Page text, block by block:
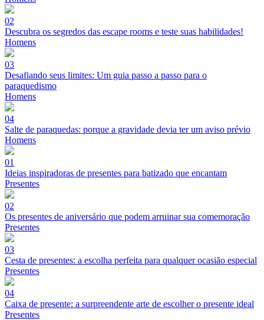
02
Descubra os segredos das escape rooms e teste suas habilidades!
Homens
03
Desafiando seus limites: Um guia passo a passo para o
paraquedismo
Homens
04
Salte de paraquedas: porque a gravidade devia ter um aviso prévio
Homens
01
Ideias inspiradoras de presentes para batizado que encantam
Presentes
02
Os presentes de aniversário que podem arruinar sua comemoração
Presentes
03
Cesta de presentes: a escolha perfeita para qualquer ocasião especial
Presentes
04
Caixa de presente: a surpreendente arte de escolher o presente ideal
Presentes